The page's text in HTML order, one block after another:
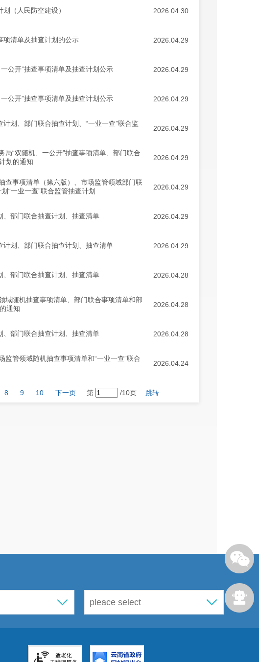
（人民防空建设） 2026.04.30
项清单及抽查计划的公示 2026.04.29
公开”抽查事项清单及抽查计划公示 2026.04.29
公开”抽查事项清单及抽查计划公示 2026.04.29
划、部门联合抽查计划、“一业一查”联合监
2026.04.29
“双随机、一公开”抽查事项清单、部门联合
划的通知
2026.04.29
查事项清单（第六版）、市场监管领域部门联
“一业一查”联合监管抽查计划
2026.04.29
、部门联合抽查计划、抽查清单 2026.04.29
计划、部门联合抽查计划、抽查清单 2026.04.29
、部门联合抽查计划、抽查清单 2026.04.28
域随机抽查事项清单、部门联合事项清单和部
通知
2026.04.28
、部门联合抽查计划、抽查清单 2026.04.28
管领域随机抽查事项清单和“一业一查”联合
2026.04.24
8 9 10 下一页 第 /10页 跳转